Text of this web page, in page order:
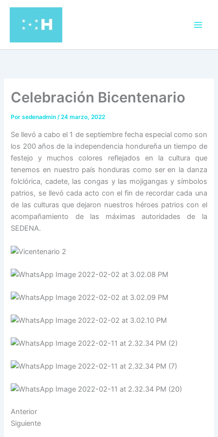
contenido
Celebración Bicentenario
Porsedenadmin/24 marzo, 2022
Se llevó a cabo el 1 de septiembre fecha especial como son
los 200 años de la independencia hondureña un tiempo de
festejo y muchos colores reflejados en la cultura que
tenemos en nuestro país honduras como ser en la danza
folclórica, cadete, las congas y las mojigangas y símbolos
patrios, se llevó cada acto con el fin de recordar cada una
de las culturas que dejaron nuestros héroes patrios con el
acompañamiento de las máximas autoridades de la
SEDENA.
Anterior
Siguiente